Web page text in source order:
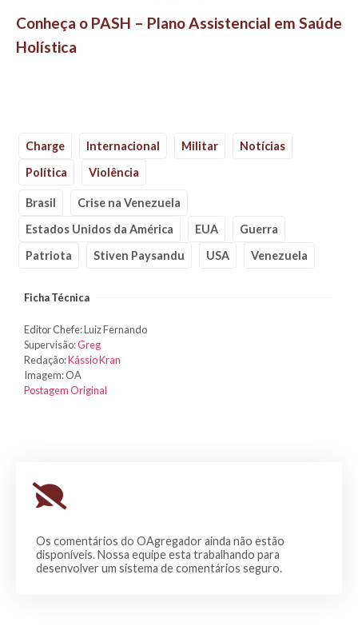
Conheça o PASH – Plano Assistencial em Saúde
Holística
Charge Internacional Militar
Notícias
Política
Violência
Brasil
Crise na Venezuela
Estados Unidos da América
EUA
Guerra
Patriota
Stiven Paysandu USA Venezuela
Ficha Técnica
Editor Chefe: Luiz Fernando
Supervisão:Greg
Redação:Kássio Kran
Imagem: OA
Postagem Original
Os comentários do OAgregador ainda não estão
disponíveis. Nossa equipe esta trabalhando para
desenvolver um sistema de comentários seguro.